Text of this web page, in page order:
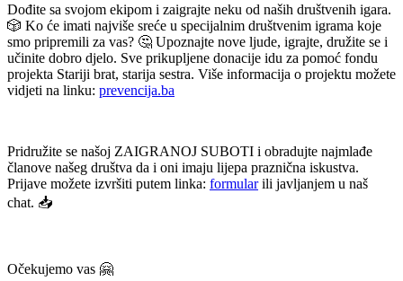
Dođite sa svojom ekipom i zaigrajte neku od naših društvenih igara.
🎲 Ko će imati najviše sreće u specijalnim društvenim igrama koje
smo pripremili za vas? 🤔 Upoznajte nove ljude, igrajte, družite se i
učinite dobro djelo. Sve prikupljene donacije idu za pomoć fondu
projekta Stariji brat, starija sestra. Više informacija o projektu možete
vidjeti na linku: prevencija.ba
Pridružite se našoj ZAIGRANOJ SUBOTI i obradujte najmlađe
članove našeg društva da i oni imaju lijepa praznična iskustva.
Prijave možete izvršiti putem linka: formularili javljanjem u naš
chat. 📥
Očekujemo vas 🤗